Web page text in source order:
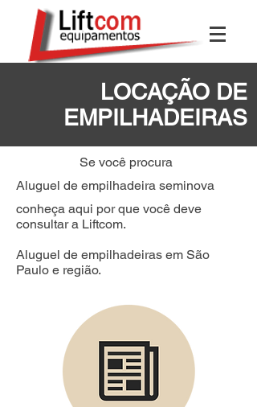
LOCAÇÃO DE
EMPILHADEIRAS
Se você procura
Aluguel de empilhadeira seminova
conheça aqui por que você deve
consultar a Liftcom.
Aluguel de empilhadeiras em São
Paulo e região.